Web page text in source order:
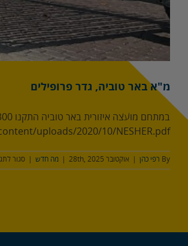
מ"א באר טוביה, גדר פרופילים
uploads/2020/10/NESHER.pdf
By רפי כהן | אוקטובר 28th, 2025 | מה חדש | סגור